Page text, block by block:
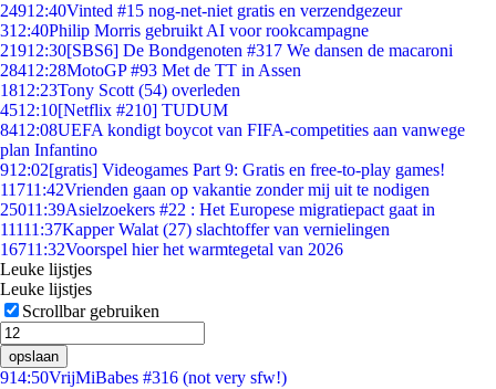
24912:40Vinted #15 nog-net-niet gratis en verzendgezeur
312:40Philip Morris gebruikt AI voor rookcampagne
21912:30[SBS6] De Bondgenoten #317 We dansen de macaroni
28412:28MotoGP #93 Met de TT in Assen
1812:23Tony Scott (54) overleden
4512:10[Netflix #210] TUDUM
8412:08UEFA kondigt boycot van FIFA-competities aan vanwege
plan Infantino
912:02[gratis] Videogames Part 9: Gratis en free-to-play games!
11711:42Vrienden gaan op vakantie zonder mij uit te nodigen
25011:39Asielzoekers #22 : Het Europese migratiepact gaat in
11111:37Kapper Walat (27) slachtoffer van vernielingen
16711:32Voorspel hier het warmtegetal van 2026
Leuke lijstjes
Leuke lijstjes
Scrollbar gebruiken
opslaan
914:50VrijMiBabes #316 (not very sfw!)